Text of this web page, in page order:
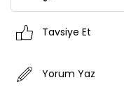
Tavsiye Et
Yorum Yaz